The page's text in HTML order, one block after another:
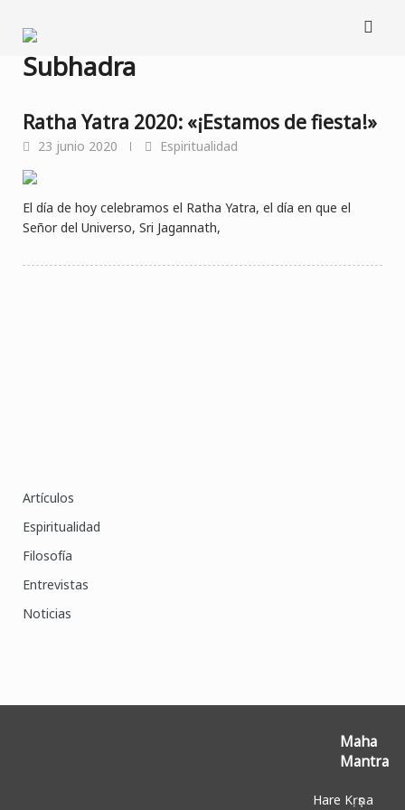
contenido
Subhadra
Ratha Yatra 2020: «¡Estamos de fiesta!»
23 junio 2020 Espiritualidad
El día de hoy celebramos el Ratha Yatra, el día en que el
Señor del Universo, Sri Jagannath,
Artículos
Espiritualidad
Filosofía
Entrevistas
Noticias
Maha
Mantra
Hare Kṛṣṇa